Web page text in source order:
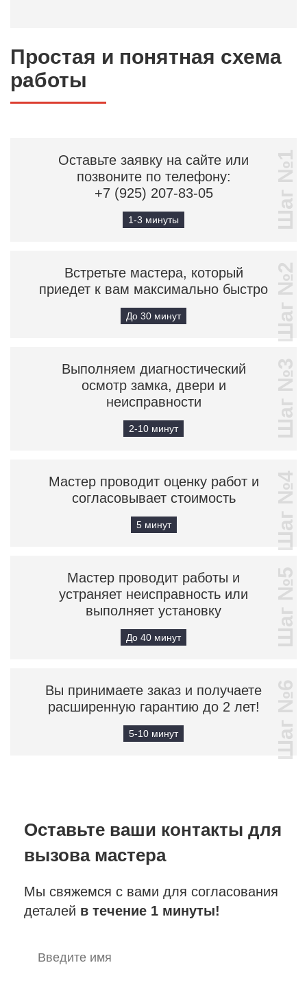
Простая и понятная схема
работы
Оставьте заявку на сайте или
позвоните по телефону:
+7 (925) 207-83-05
1-3 минуты Шаг №1
Встретьте мастера, который
приедет к вам максимально быстро
До 30 минут Шаг №2
Выполняем диагностический
осмотр замка, двери и
неисправности
2-10 минут Шаг №3
Мастер проводит оценку работ и
согласовывает стоимость
5 минут Шаг №4
Мастер проводит работы и
устраняет неисправность или
выполняет установку
До 40 минут Шаг №5
Вы принимаете заказ и получаете
расширенную гарантию до 2 лет!
5-10 минут Шаг №6
Оставьте ваши контакты для
вызова мастера
Мы свяжемся с вами для согласования
деталей в течение 1 минуты!